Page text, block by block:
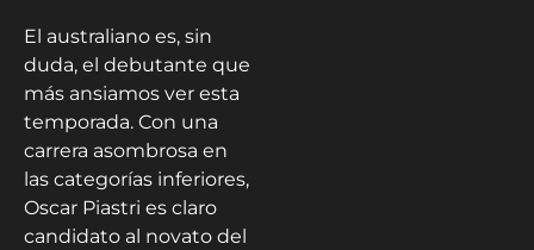
El australiano es, sin
duda, el debutante que
más ansiamos ver esta
temporada. Con una
carrera asombrosa en
las categorías inferiores,
Oscar Piastri es claro
candidato al novato del